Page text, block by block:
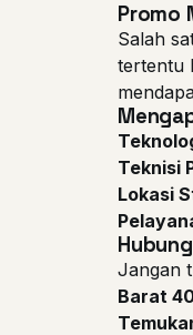
Promo
Salah
tertentu
Teknisi
Lokasi
Jangan
Barat